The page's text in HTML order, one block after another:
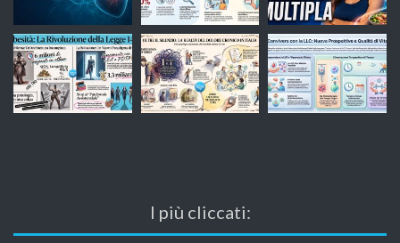
I più cliccati: